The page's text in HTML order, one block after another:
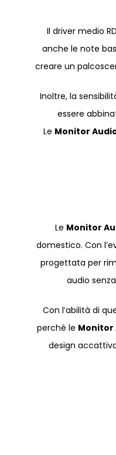
Il driver medio
anche le note
creare un
Inoltre, la
essere
Le Monitor
Le Monitor
domestico. Con
progettata per
audio
Con l’abilità di
perché le Monitor
design